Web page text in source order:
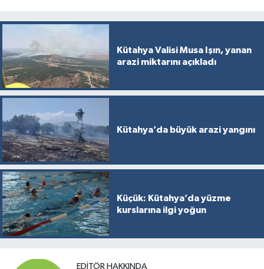
Kütahya Valisi Musa Işın, yanan
arazi miktarını açıkladı
Kütahya’da büyük arazi yangını
Küçük: Kütahya’da yüzme
kurslarına ilgi yoğun
EDITÖR HAKKINDA